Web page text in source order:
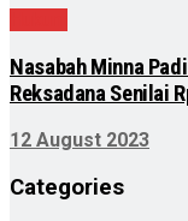
Nasabah Minna
Reksadana Senilai
12 August 2023
Categories